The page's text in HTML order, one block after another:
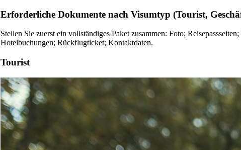
Erforderliche Dokumente nach Visumtyp (Tourist,
Stellen Sie zuerst ein vollständiges Paket zusammen: Foto;
Hotelbuchungen; Rückflugticket; Kontaktdaten.
Tourist